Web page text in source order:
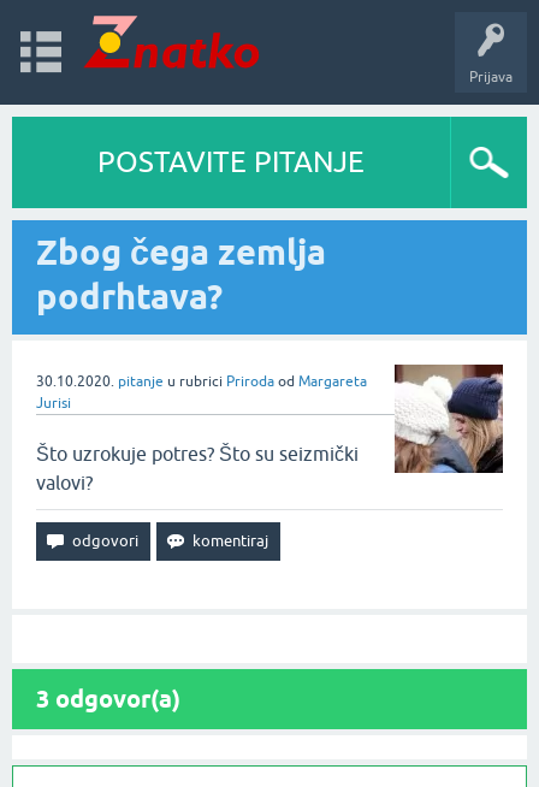
Prijava
POSTAVITE PITANJE
Zbog čega zemlja
podrhtava?
30.10.2020. pitanje u rubrici Priroda od Margareta
Jurisi
Što uzrokuje potres? Što su seizmički
valovi?
3 odgovor(a)